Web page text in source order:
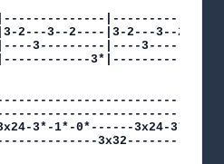
2---3--2----|3-2---3--
3---------|----
3*|------------
3x24-3*-1*-0*------3x24-